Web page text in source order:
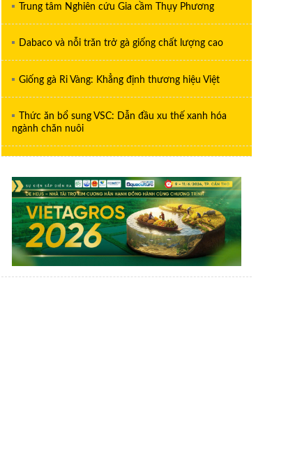
Trung tâm Nghiên cứu Gia cầm Thụy Phương
Dabaco và nỗi trăn trở gà giống chất lượng cao
Giống gà Ri Vàng: Khẳng định thương hiệu Việt
Thức ăn bổ sung VSC: Dẫn đầu xu thế xanh hóa
ngành chăn nuôi